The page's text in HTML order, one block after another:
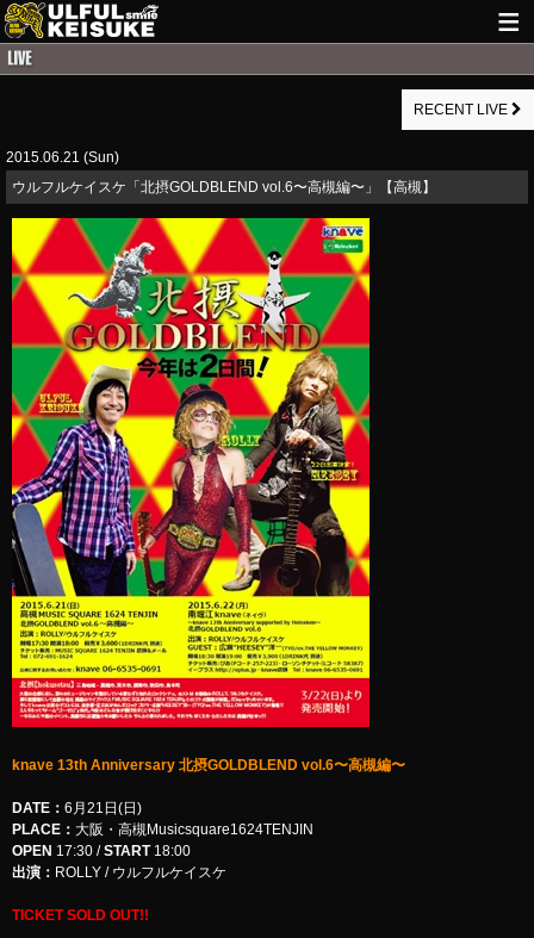
GUITAR WORKS
ITEM
MAIL
RECENT LIVE
2015.06.21 (Sun)
ウルフルケイスケ「北摂GOLDBLEND vol.6〜高槻編〜」【高槻】
knave 13th Anniversary 北摂GOLDBLEND vol.6〜高槻編〜
DATE： 6月21日(日)
PLACE： 大阪・高槻Musicsquare1624TENJIN
OPEN 17:30 /START18:00
出演： ROLLY / ウルフルケイスケ
TICKET SOLD OUT!!